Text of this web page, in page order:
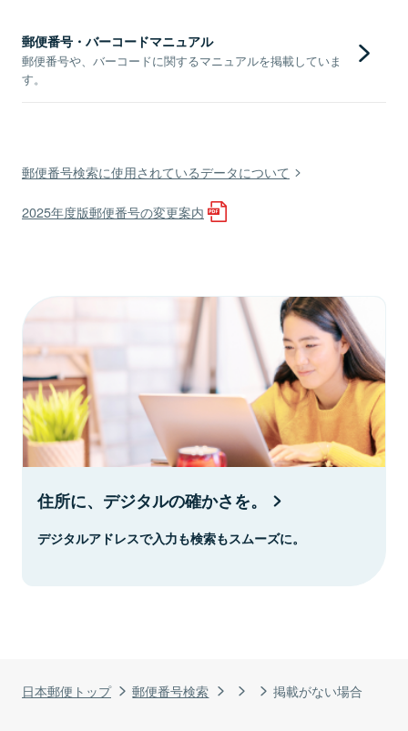
日本郵便トップ 郵便番号検索 掲載がない場合
郵便番号・バーコードマニュアル
郵便番号や、バーコードに関するマニュアルを掲載していま
す。
郵便番号検索に使用されているデータについて
2025年度版郵便番号の変更案内
住所に、デジタルの確かさを。
デジタルアドレスで入力も検索もスムーズに。